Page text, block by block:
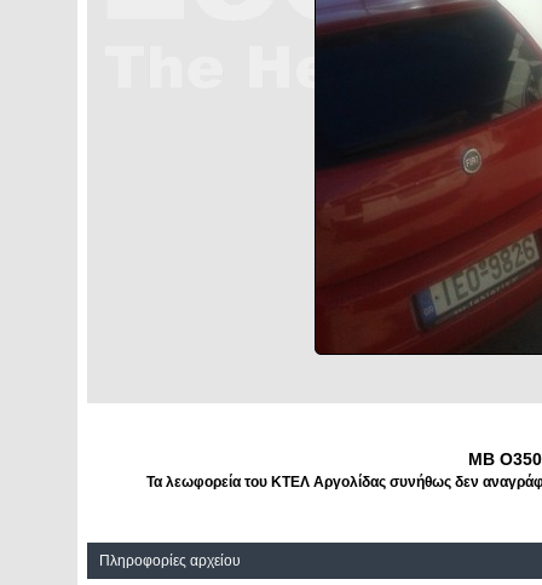
MB
Τα λεωφορεία του ΚΤΕΛ Αργολίδας συνήθως δεν
Πληροφορίες αρχείου